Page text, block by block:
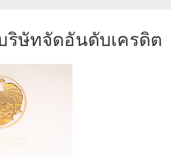
ริษัทจัดอันดับเครดิต